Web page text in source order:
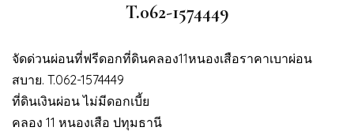
T.062-1574449
จัดด่วนผ่อนที่ฟรีดอกที่ดินคลอง11หนองเสือราคาเบาผ่อน
สบาย. T.062-1574449
ที่ดินเงินผ่อน ไม่มีดอกเบี้ย
คลอง 11 หนองเสือ ปทุมธานี